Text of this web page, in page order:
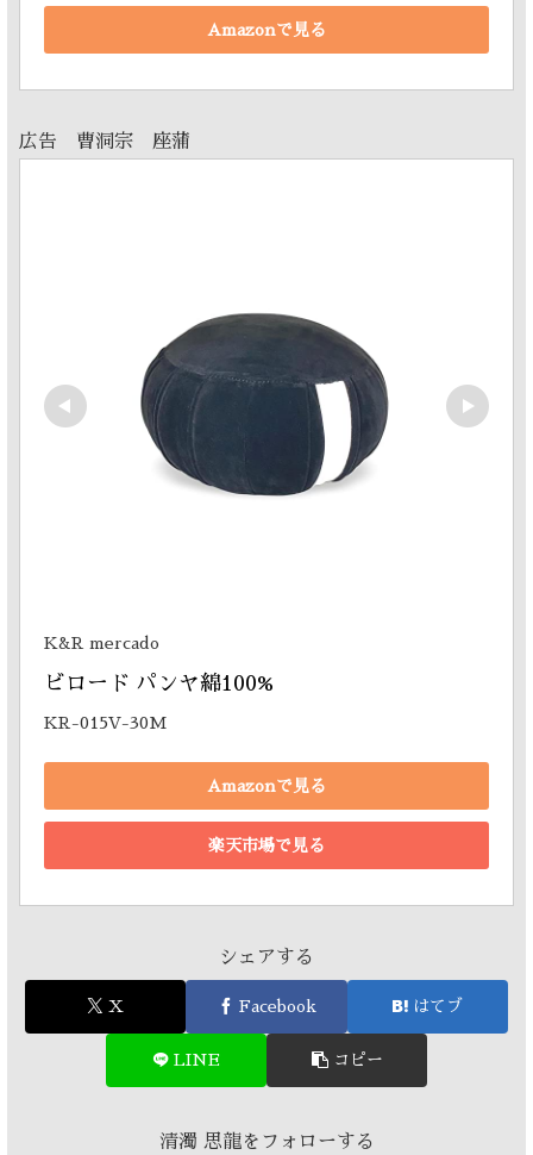
Amazonで見る
広告 曹洞宗 座蒲
K&R mercado
ビロード パンヤ綿100%
KR-015V-30M
Amazonで見る
楽天市場で見る
シェアする
X Facebook はてブ
LINE コピー
清濁 思龍をフォローする